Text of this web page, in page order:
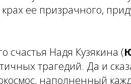
ее призрачного,
счастья Надя Кузякина (
трагедий. Да и
наполненный